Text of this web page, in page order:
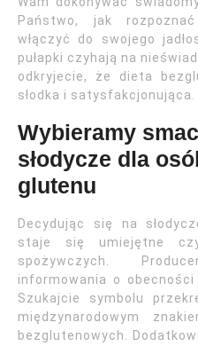
Państwo, jak
włączyć do swojego
pułapki czyhają na
odkryjecie, że dieta
słodka i satysfakcjonująca.
Wybieramy
słodycze dla
glutenu
Decydując się na
staje się umiejętne
spożywczych.
informowania o
Szukajcie symbolu
międzynarodowym
bezglutenowych.